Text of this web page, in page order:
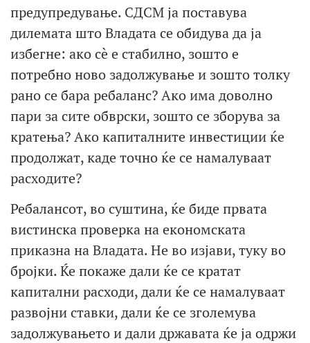
предупредување. СДСМ ја поставува
дилемата што Владата се обидува да ја
избегне: ако сè е стабилно, зошто е
потребно ново задолжување и зошто толку
рано се бара ребаланс? Ако има доволно
пари за сите обврски, зошто се зборува за
кратења? Ако капиталните инвестиции ќе
продолжат, каде точно ќе се намалуваат
расходите?
Ребалансот, во суштина, ќе биде првата
вистинска проверка на економската
приказна на Владата. Не во изјави, туку во
бројки. Ќе покаже дали ќе се кратат
капитални расходи, дали ќе се намалуваат
развојни ставки, дали ќе се зголемува
задолжувањето и дали државата ќе ја одржи